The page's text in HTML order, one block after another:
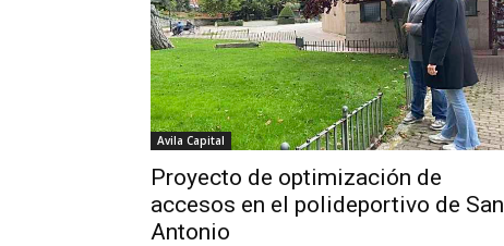
Avila Capital
Proyecto de optimización de
accesos en el polideportivo de San
Antonio